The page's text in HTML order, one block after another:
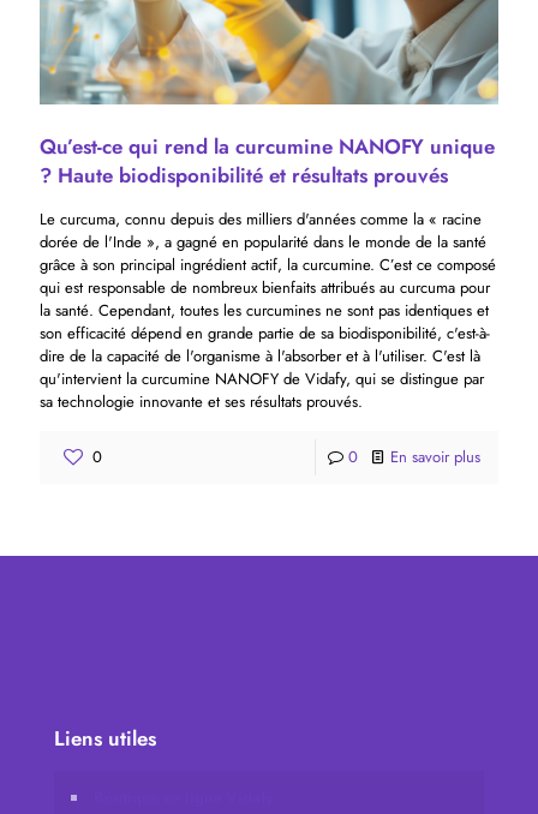
Qu’est-ce qui rend la curcumine NANOFY unique
? Haute biodisponibilité et résultats prouvés
Le curcuma, connu depuis des milliers d'années comme la « racine
dorée de l'Inde », a gagné en popularité dans le monde de la santé
grâce à son principal ingrédient actif, la curcumine. C’est ce composé
qui est responsable de nombreux bienfaits attribués au curcuma pour
la santé. Cependant, toutes les curcumines ne sont pas identiques et
son efficacité dépend en grande partie de sa biodisponibilité, c'est-à-
dire de la capacité de l'organisme à l'absorber et à l'utiliser. C'est là
qu'intervient la curcumine NANOFY de Vidafy, qui se distingue par
sa technologie innovante et ses résultats prouvés.
0 0 En savoir plus
Liens utiles